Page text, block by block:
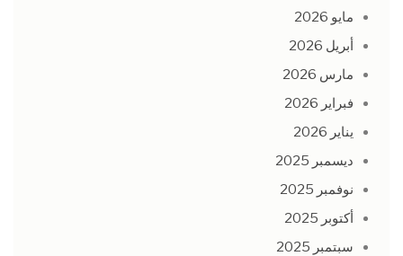
مايو 2026
أبريل 2026
مارس 2026
فبراير 2026
يناير 2026
ديسمبر 2025
نوفمبر 2025
أكتوبر 2025
سبتمبر 2025